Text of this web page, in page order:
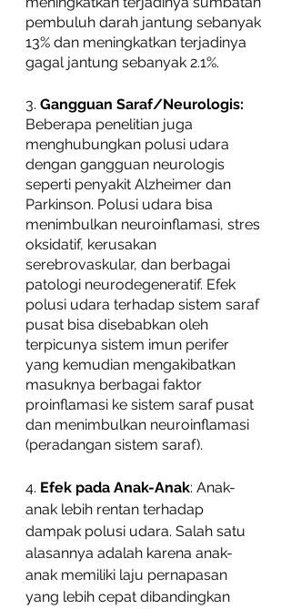
pembuluh darah jantung sebanyak
13% dan meningkatkan terjadinya
gagal jantung sebanyak 2.1%.
3. Gangguan Saraf/Neurologis:
Beberapa penelitian juga
menghubungkan polusi udara
dengan gangguan neurologis
seperti penyakit Alzheimer dan
Parkinson. Polusi udara bisa
menimbulkan neuroinflamasi, stres
oksidatif, kerusakan
serebrovaskular, dan berbagai
patologi neurodegeneratif. Efek
polusi udara terhadap sistem saraf
pusat bisa disebabkan oleh
terpicunya sistem imun perifer
yang kemudian mengakibatkan
masuknya berbagai faktor
proinflamasi ke sistem saraf pusat
dan menimbulkan neuroinflamasi
(peradangan sistem saraf).
4. Efek pada Anak-Anak: Anak-
anak lebih rentan terhadap
dampak polusi udara. Salah satu
alasannya adalah karena anak-
anak memiliki laju pernapasan
yang lebih cepat dibandingkan